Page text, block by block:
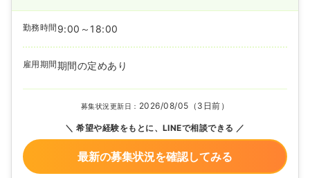
勤務時間 9:00～18:00
雇用期間期間の定めあり
募集状況更新日： 2026/08/05（3日前）
希望や経験をもとに、LINEで相談できる
最新の募集状況を確認してみる